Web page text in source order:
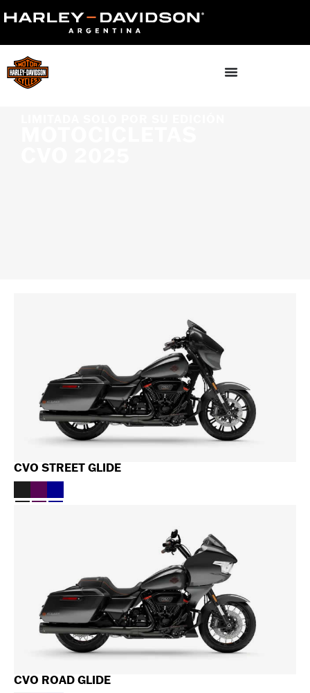
CVO STREET GLIDE
CVO ROAD GLIDE